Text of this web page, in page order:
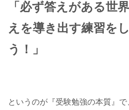
「必ず答えがある世
えを導き出す練習を
う！」
というのが『受験勉強の本質』